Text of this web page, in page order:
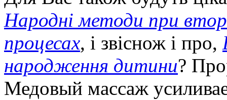
Народні методи при
процесах, і звіснож і про,
народження дитини?
Медовый массаж